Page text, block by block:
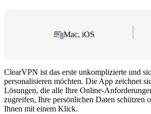
Mac, iOS
ClearVPN ist das erste unkomplizierte und
personalisieren möchten. Die App zeichnet
Lösungen, die alle Ihre Online-
zugreifen, Ihre persönlichen Daten
Ihnen mit einem Klick.